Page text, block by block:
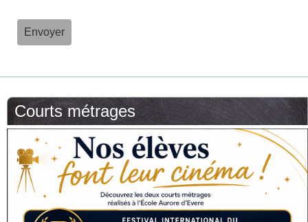
Envoyer
Courts métrages